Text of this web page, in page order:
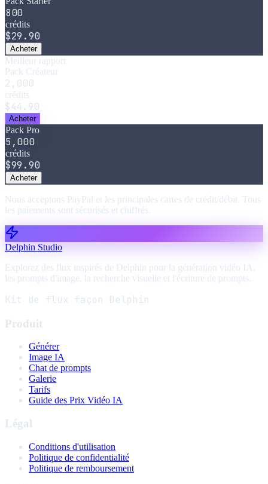
800
crédits
$29.90
Acheter
Meilleur rapport
Pack Créateur
2,000
crédits
$44.90
Acheter
Pack Pro
5,000
crédits
$99.90
Acheter
Nous acceptons PayPal et les principales cartes de crédit/débit. Tous
les paiements sont sécurisés et chiffrés.
Delphin Studio
Explorez des flux inspirés de Delphin pour la génération vidéo IA,
les prompts d'image, la recherche visuelle et l'écriture de prompts.
Kit de flux façon Delphin
Produit
Générer
Image IA
Chat de prompts
Galerie
Tarifs
Guide des Prix Vidéo IA
Légal
Conditions d'utilisation
Politique de confidentialité
Politique de remboursement